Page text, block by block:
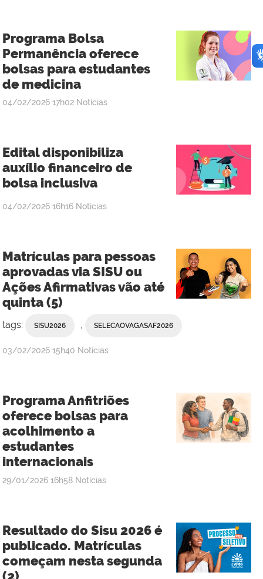
Programa Bolsa
Permanência oferece
bolsas para estudantes
de medicina
publicado
04/02/2026 17h02 Notícias
Edital disponibiliza
auxílio financeiro de
bolsa inclusiva
publicado
04/02/2026 16h16 Notícias
Matrículas para pessoas
aprovadas via SISU ou
Ações Afirmativas vão até
quinta (5)
tags: SISU2026 , SELECAOVAGASAF2026
publicado
03/02/2026 15h40 Notícias
Programa Anfitriões
oferece bolsas para
acolhimento a
estudantes
internacionais
publicado
29/01/2026 16h58 Notícias
Resultado do Sisu 2026 é
publicado. Matrículas
começam nesta segunda
(2)